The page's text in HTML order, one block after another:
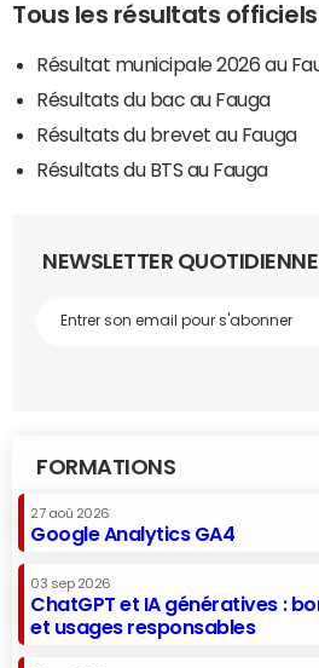
Tous les résultats
Résultat municipale 2026 au
Résultats du bac au Fauga
Résultats du brevet au Fauga
Résultats du BTS au Fauga
NEWSLETTER QUOTIDIENNE
FORMATIONS
27 aoû 2026
Google Analytics GA4
03 sep 2026
ChatGPT et IA génératives :
et usages responsables